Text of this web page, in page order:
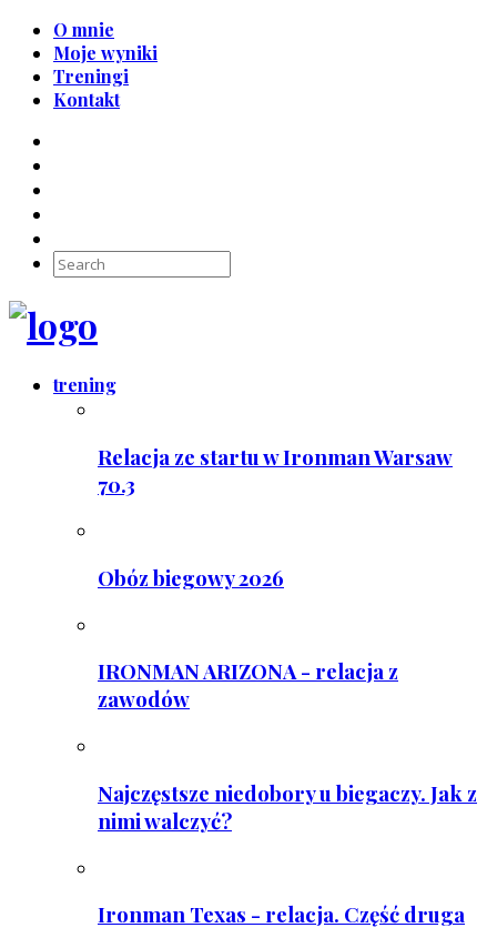
O mnie
Moje wyniki
Treningi
Kontakt
trening
Relacja ze startu w Ironman Warsaw
70.3
Obóz biegowy 2026
IRONMAN ARIZONA - relacja z
zawodów
Najczęstsze niedobory u biegaczy. Jak z
nimi walczyć?
Ironman Texas - relacja. Część druga